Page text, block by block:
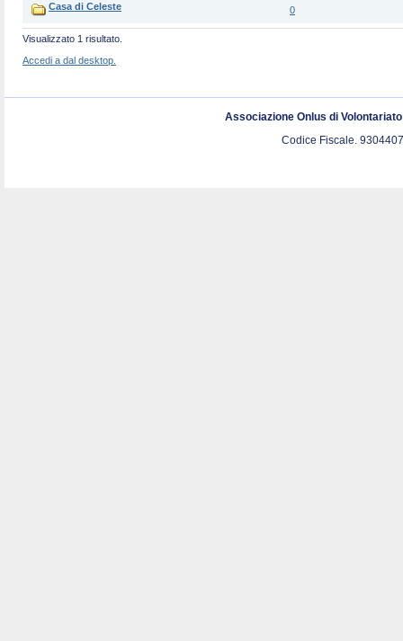
Casa di Celeste
0
Visualizzato 1 risultato.
Accedi a dal desktop.
Associazione Onlus di
Codice Fiscale.